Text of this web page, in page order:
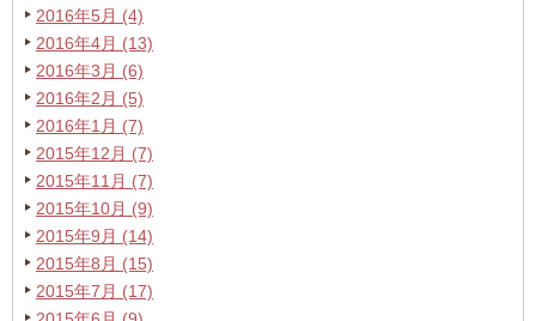
2016年5月 (4)
2016年4月 (13)
2016年3月 (6)
2016年2月 (5)
2016年1月 (7)
2015年12月 (7)
2015年11月 (7)
2015年10月 (9)
2015年9月 (14)
2015年8月 (15)
2015年7月 (17)